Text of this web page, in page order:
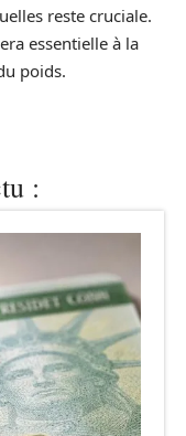
reste cruciale.
essentielle à la
poids.
: